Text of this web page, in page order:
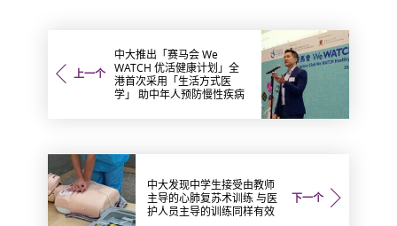
上一个
中大推出「赛马会 We
WATCH 优活健康计划」全
港首次采用「生活方式医
学」 助中年人预防慢性疾病
下一个
中大发现中学生接受由教师
主导的心肺复苏术训练 与医
护人员主导的训练同样有效